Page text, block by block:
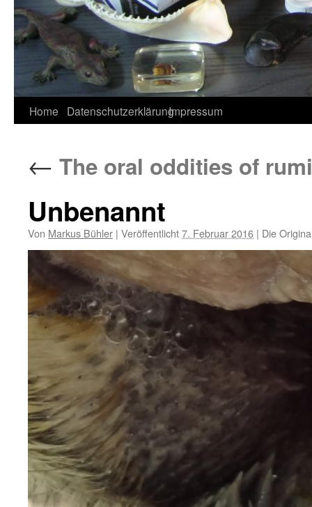
Home DatenschutzerklärungImpressum
← The oral oddities of
Unbenannt
Von Markus Bühler | Veröffentlicht7. Februar 2016 | Die